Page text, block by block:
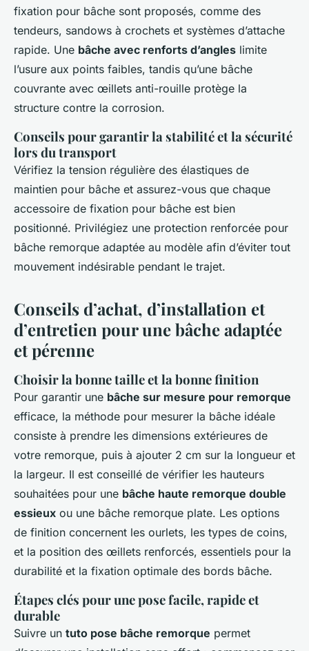
fixation pour bâche sont proposés, comme des
tendeurs, sandows à crochets et systèmes d’attache
rapide. Une bâche avec renforts d’angles limite
l’usure aux points faibles, tandis qu’une bâche
couvrante avec œillets anti-rouille protège la
structure contre la corrosion.
Conseils pour garantir la stabilité et la sécurité
lors du transport
Vérifiez la tension régulière des élastiques de
maintien pour bâche et assurez-vous que chaque
accessoire de fixation pour bâche est bien
positionné. Privilégiez une protection renforcée pour
bâche remorque adaptée au modèle afin d’éviter tout
mouvement indésirable pendant le trajet.
Conseils d’achat, d’installation et
d’entretien pour une bâche adaptée
et pérenne
Choisir la bonne taille et la bonne finition
Pour garantir une bâche sur mesure pour remorque
efficace, la méthode pour mesurer la bâche idéale
consiste à prendre les dimensions extérieures de
votre remorque, puis à ajouter 2 cm sur la longueur et
la largeur. Il est conseillé de vérifier les hauteurs
souhaitées pour une bâche haute remorque double
essieux ou une bâche remorque plate. Les options
de finition concernent les ourlets, les types de coins,
et la position des œillets renforcés, essentiels pour la
durabilité et la fixation optimale des bords bâche.
Étapes clés pour une pose facile, rapide et
durable
Suivre un tuto pose bâche remorque permet